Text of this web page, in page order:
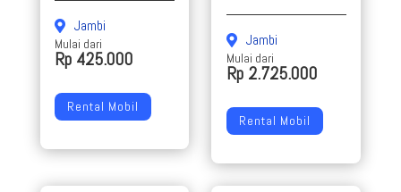
Jambi
Mulai dari
Rp 425.000
Rental Mobil
Jambi
Mulai dari
Rp 2.725.000
Rental Mobil